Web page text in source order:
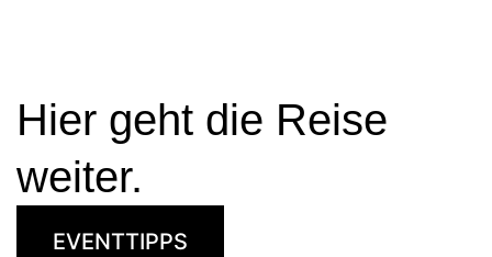
Hier geht die Reise
weiter.
EVENTTIPPS